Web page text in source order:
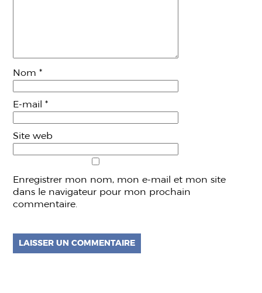
Nom*
E-mail*
Site web
Enregistrer mon nom, mon e-mail et mon site
dans le navigateur pour mon prochain
commentaire.